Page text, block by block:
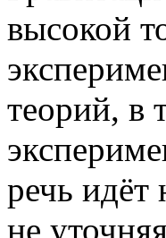
высокой
теорий, в
речь идёт
не